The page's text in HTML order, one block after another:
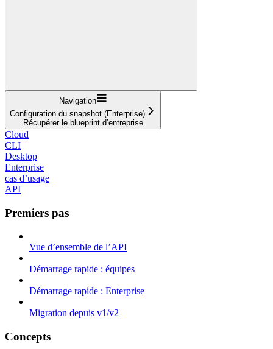
Navigation
Configuration du snapshot (Enterprise)
Récupérer le blueprint d’entreprise
Cloud
CLI
Desktop
Enterprise
cas d’usage
API
Premiers pas
Vue d’ensemble de l’API
Démarrage rapide : équipes
Démarrage rapide : Enterprise
Migration depuis v1/v2
Concepts